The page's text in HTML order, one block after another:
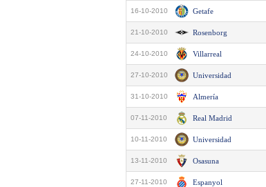
16-10-2010 Getafe
21-10-2010 Rosenborg
24-10-2010 Villarreal
27-10-2010 Universidad
31-10-2010 Almería
07-11-2010 Real Madrid
10-11-2010 Universidad
13-11-2010 Osasuna
27-11-2010 Espanyol